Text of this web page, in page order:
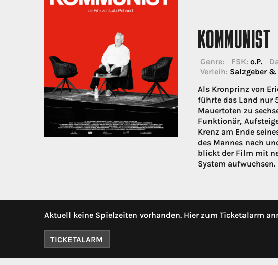
KOMMUNIST
Genre: FSK: o.P.
Verleih: Salzgeber &
Als Kronprinz von
führte das Land nur
Mauertoten zu
Funktionär,
Krenz am Ende
des Mannes nach
blickt der Film mit
System aufwuchsen.
Aktuell keine Spielzeiten vorhanden. Hier zum Ticketalarm
TICKETALARM